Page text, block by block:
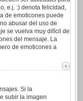
e.j. :) denota felicidad,
de emoticones puede
abusar del uso de
se vuelva muy difícil de
del mensaje. La
de emoticones a
Si la
subir la imagen